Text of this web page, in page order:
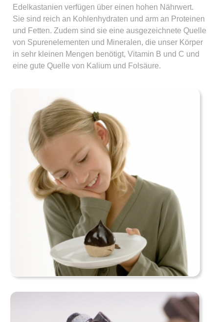
Edelkastanien verfügen über einen hohen Nährwert.
Sie sind reich an Kohlenhydraten und arm an Proteinen
und Fetten. Zudem sind sie eine ausgezeichnete Quelle
von Spurenelementen und Mineralen, die unser Körper
in sehr kleinen Mengen benötigt, Vitamin B und C und
eine gute Quelle von Kalium und Folsäure.